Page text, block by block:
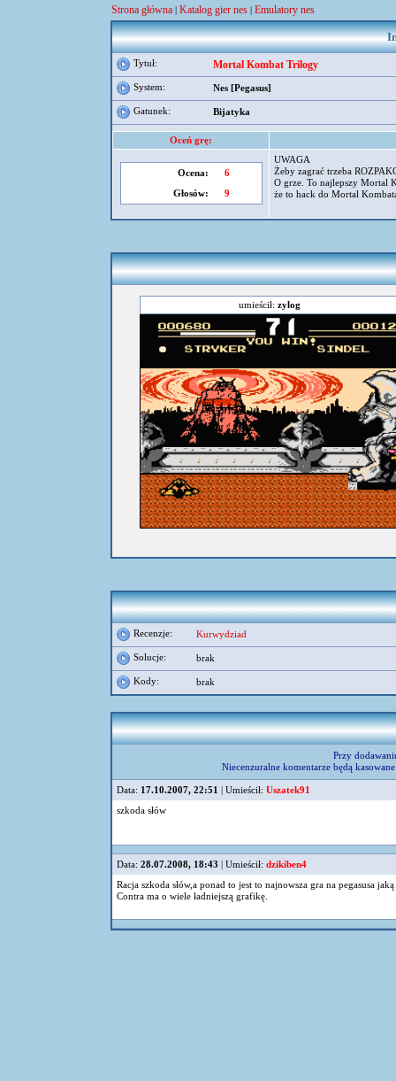
Strona główna | Katalog gier nes | Emulatory nes
Tytuł: Mortal Kombat Trilogy
System: Nes [Pegasus]
Gatunek: Bijatyka
Oceń grę:
Ocena:
6
Głosów:
9
UWAGA
Żeby zagrać trzeba
O grze. To najlepszy Mortal
że to hack do Mortal
umieścił: zylog
Recenzje: Kurwydziad
Solucje: brak
Kody: brak
Przy
Niecenzuralne komentarze będą
Data: 17.10.2007, 22:51 | Umieścił: Uszatek91
szkoda słów
Data: 28.07.2008, 18:43 | Umieścił: dzikiben4
Racja szkoda słów,a ponad to jest to najnowsza gra na pegasusa
Contra ma o wiele ładniejszą grafikę.